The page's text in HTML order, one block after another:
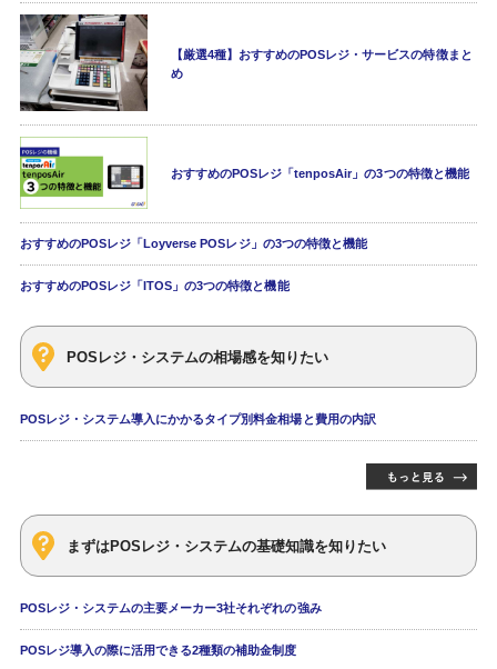
【厳選4種】おすすめのPOSレジ・サービスの特徴まと
め
おすすめのPOSレジ「tenposAir」の3つの特徴と機能
おすすめのPOSレジ「Loyverse POSレジ」の3つの特徴と機能
おすすめのPOSレジ「ITOS」の3つの特徴と機能
POSレジ・システムの相場感を知りたい
POSレジ・システム導入にかかるタイプ別料金相場と費用の内訳
まずはPOSレジ・システムの基礎知識を知りたい
POSレジ・システムの主要メーカー3社それぞれの強み
POSレジ導入の際に活用できる2種類の補助金制度